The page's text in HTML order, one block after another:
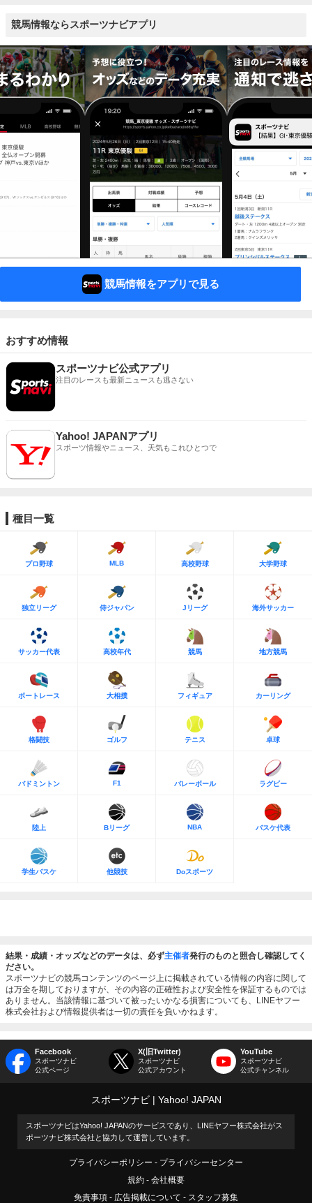
競馬情報ならスポーツナビアプリ
競馬情報をアプリで見る
おすすめ情報
スポーツナビ公式アプリ
注目のレースも最新ニュースも逃さない
Yahoo! JAPANアプリ
スポーツ情報やニュース、天気もこれひとつで
種目一覧
プロ野球 MLB 高校野球 大学野球
独立リーグ 侍ジャパン Jリーグ 海外サッカー
サッカー代表 高校年代 競馬 地方競馬
ボートレース 大相撲 フィギュア カーリング
格闘技 ゴルフ テニス 卓球
バドミントン F1 バレーボール ラグビー
陸上 Bリーグ NBA バスケ代表
学生バスケ 他競技 Doスポーツ
結果・成績・オッズなどのデータは、必ず主催者発行のものと照合し確認してく
ださい。
スポーツナビの競馬コンテンツのページ上に掲載されている情報の内容に関して
は万全を期しておりますが、その内容の正確性および安全性を保証するものでは
ありません。当該情報に基づいて被ったいかなる損害についても、LINEヤフー
株式会社および情報提供者は一切の責任を負いかねます。
Facebook
スポーツナビ
公式ページ
X(旧Twitter)
スポーツナビ
公式アカウント
YouTube
スポーツナビ
公式チャンネル
スポーツナビ Yahoo! JAPAN
スポーツナビはYahoo! JAPANのサービスであり、LINEヤフー株式会社がス
ポーツナビ株式会社と協力して運営しています。
プライバシーポリシー
プライバシーセンター
規約
会社概要
免責事項
広告掲載について スタッフ募集